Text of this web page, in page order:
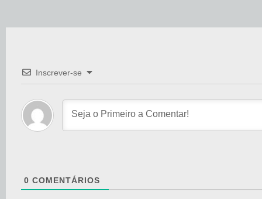
Inscrever-se
0 COMENTÁRIOS